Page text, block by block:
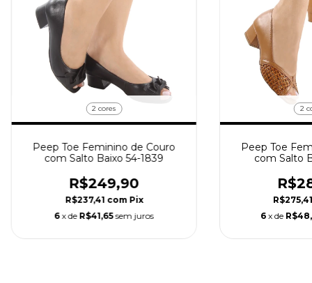
2 cores
Peep Toe Feminino de Couro
com Salto Baixo 54-1839
R$249,90
R$237,41 com Pix
6 x de R$41,65 sem juros
2
Peep Toe
com Salto
6 x de